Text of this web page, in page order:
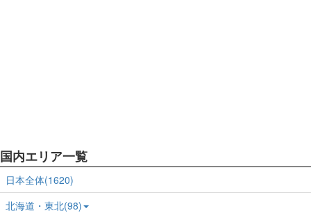
国内エリア一覧
日本全体(1620)
北海道・東北(98)